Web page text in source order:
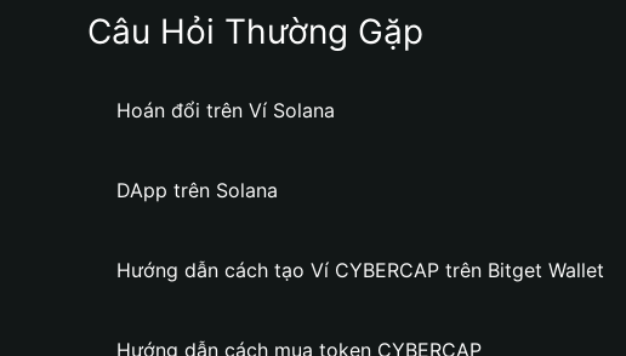
Câu Hỏi Thường Gặp
Hoán đổi trên Ví Solana
DApp trên Solana
Hướng dẫn cách tạo Ví CYBERCAP trên Bitget Wallet
Hướng dẫn cách mua token CYBERCAP